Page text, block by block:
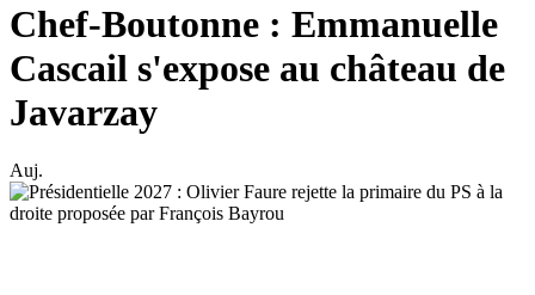
Chef-Boutonne : Emmanuelle
Cascail s'expose au château de
Javarzay
Auj.